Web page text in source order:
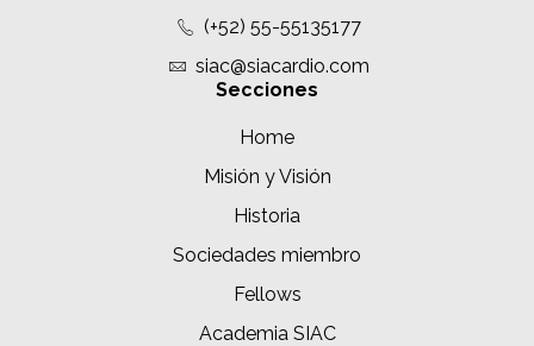
(+52) 55-55135177
siac@siacardio.com
Secciones
Home
Misión y Visión
Historia
Sociedades miembro
Fellows
Academia SIAC